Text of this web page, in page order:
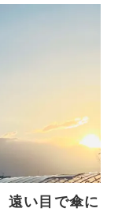
い目で傘に